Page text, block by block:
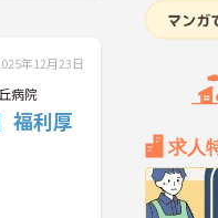
求人
年12月23日
病院
福利厚